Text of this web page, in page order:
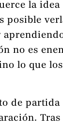
la idea
posible
no es
lo que
de partida